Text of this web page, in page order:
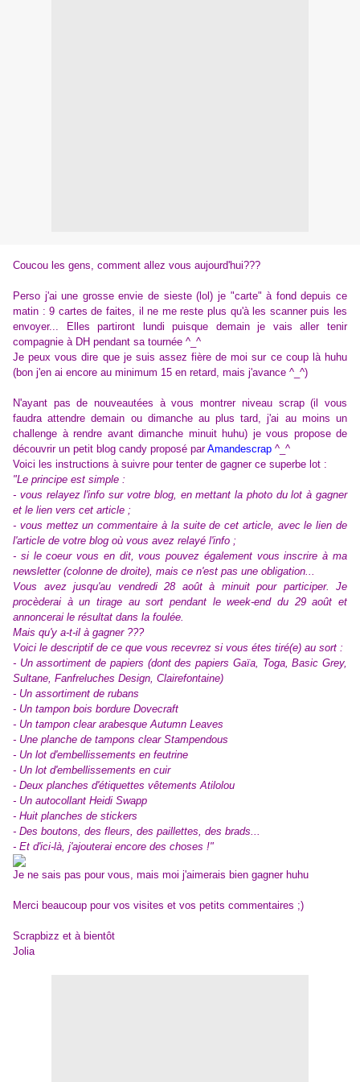
Coucou les gens, comment allez vous aujourd'hui???
Perso j'ai une grosse envie de sieste (lol) je "carte" à fond depuis ce
matin : 9 cartes de faites, il ne me reste plus qu'à les scanner puis les
envoyer... Elles partiront lundi puisque demain je vais aller tenir
compagnie à DH pendant sa tournée ^_^
Je peux vous dire que je suis assez fière de moi sur ce coup là huhu
(bon j'en ai encore au minimum 15 en retard, mais j'avance ^_^)
N'ayant pas de nouveautées à vous montrer niveau scrap (il vous
faudra attendre demain ou dimanche au plus tard, j'ai au moins un
challenge à rendre avant dimanche minuit huhu) je vous propose de
découvrir un petit blog candy proposé parAmandescrap ^_^
Voici les instructions à suivre pour tenter de gagner ce superbe lot :
"Le principe est simple :
- vous relayez l'info sur votre blog, en mettant la photo du lot à gagner
et le lien vers cet article ;
- vous mettez un commentaire à la suite de cet article, avec le lien de
l'article de votre blog où vous avez relayé l'info ;
- si le coeur vous en dit, vous pouvez également vous inscrire à ma
newsletter (colonne de droite), mais ce n'est pas une obligation...
Vous avez jusqu'au vendredi 28 août à minuit pour participer. Je
procèderai à un tirage au sort pendant le week-end du 29 août et
annoncerai le résultat dans la foulée.
Mais qu'y a-t-il à gagner ???
Voici le descriptif de ce que vous recevrez si vous étes tiré(e) au sort :
- Un assortiment de papiers (dont des papiers Gaïa, Toga, Basic Grey,
Sultane, Fanfreluches Design, Clairefontaine)
- Un assortiment de rubans
- Un tampon bois bordure Dovecraft
- Un tampon clear arabesque Autumn Leaves
- Une planche de tampons clear Stampendous
- Un lot d'embellissements en feutrine
- Un lot d'embellissements en cuir
- Deux planches d'étiquettes vêtements Atilolou
- Un autocollant Heidi Swapp
- Huit planches de stickers
- Des boutons, des fleurs, des paillettes, des brads...
- Et d'ici-là, j'ajouterai encore des choses !"
Je ne sais pas pour vous, mais moi j'aimerais bien gagner huhu
Merci beaucoup pour vos visites et vos petits commentaires ;)
Scrapbizz et à bientôt
Jolia